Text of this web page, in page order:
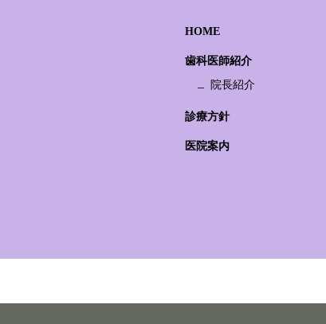
HOME
歯科医師紹介
院長紹介
診療方針
医院案内